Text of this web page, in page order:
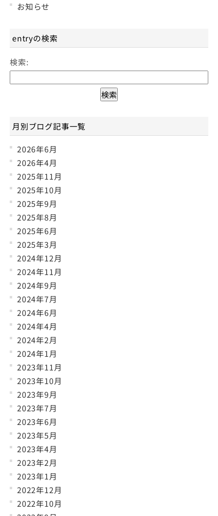
お知らせ
entryの検索
検索:
月別ブログ記事一覧
2026年6月
2026年4月
2025年11月
2025年10月
2025年9月
2025年8月
2025年6月
2025年3月
2024年12月
2024年11月
2024年9月
2024年7月
2024年6月
2024年4月
2024年2月
2024年1月
2023年11月
2023年10月
2023年9月
2023年7月
2023年6月
2023年5月
2023年4月
2023年2月
2023年1月
2022年12月
2022年10月